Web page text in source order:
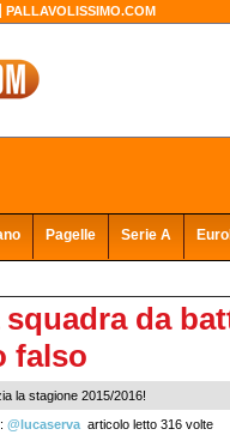
PALLAVOLISSIMO.COM
Pagelle Serie A
da
falso
la stagione 2015/2016!
@lucaserva articolo letto 316 volte